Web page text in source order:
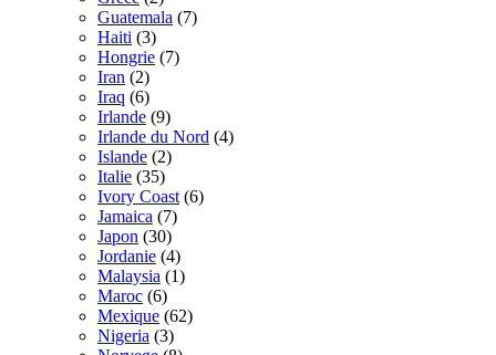
Guatemala (7)
Haiti (3)
Hongrie (7)
Iran (2)
Iraq (6)
Irlande (9)
Irlande du Nord (4)
Islande (2)
Italie (35)
Ivory Coast (6)
Jamaica (7)
Japon (30)
Jordanie (4)
Malaysia (1)
Maroc (6)
Mexique (62)
Nigeria (3)